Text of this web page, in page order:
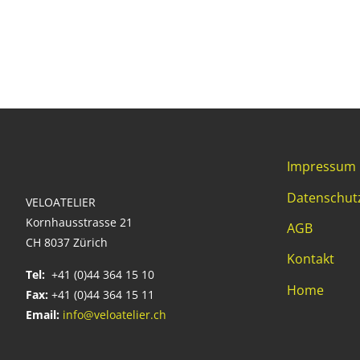
VELOATELIER
Kornhausstrasse 21
CH 8037 Zürich
Tel: +41 (0)44 364 15 10
Fax: +41 (0)44 364 15 11
Email: info@veloatelier.ch
Impressum
AGB
Kontakt
Home